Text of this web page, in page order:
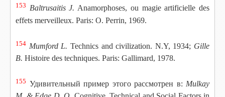
153 Baltrusaitis J. Anamorphoses, ou magie artificielle des
effets merveilleux. Paris: O. Perrin, 1969.
154 Mumford L. Technics and civilization. N.Y, 1934; Gille
B. Histoire des techniques. Paris: Gallimard, 1978.
155 Удивительный пример этого рассмотрен в: Mulkay